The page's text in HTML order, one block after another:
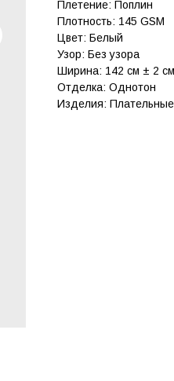
Плетение: Поплин
Плотность: 145 GSM
Цвет: Белый
Узор: Без узора
Ширина: 142 см ± 2 см
Отделка: Однотон
Изделия: